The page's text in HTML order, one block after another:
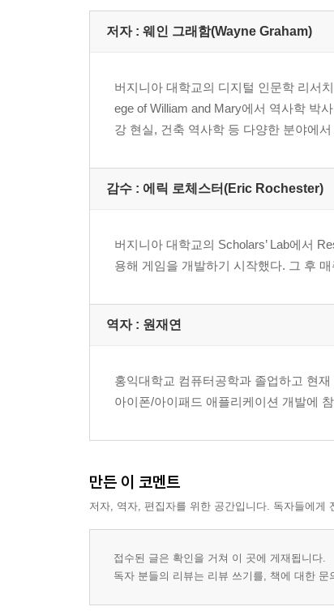
04 데이터 타입
05 변수
비교 연산자
산술 연산자
논리 연산자
삼항 연산자
typeof
배열
09 흐름 제어
10 반복문
for 반복문
11 함수
12 변수의 범위
13 특별한 변수
14 문서 객체 모델(DOM; Document Object
15 숫자 맞추기 게임
저자 : 웨인 그래함(Wayne Graham)
버지니아 대학교의 디지털 인문학 리서
ege of William and Mary에서 역사학 박
강 현실, 건축 역사학 등 다양한 분야에
감수 : 에릭 로체스터(Eric Rochester)
버지니아 대학교의 Scholars’ Lab에서
용해 게임을 개발하기 시작했다. 그 후
역자 : 원재연
홍익대학교 컴퓨터공학과 졸업하고 현
아이폰/아이패드 애플리케이션 개발에
만든 이 코멘트
저자, 역자, 편집자를 위한 공간입니다. 독자들에게
접수된 글은 확인을 거쳐 이 곳에 게재됩니다.
독자 분들의 리뷰는 리뷰 쓰기를, 책에 대한